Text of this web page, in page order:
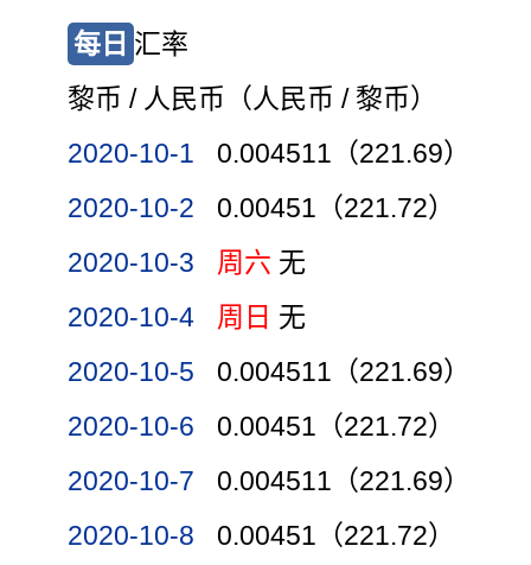
每日 汇率
黎币 / 人民币（人民币 / 黎币）
2020-10-1
0.004511（221.69）
2020-10-2
0.00451（221.72）
2020-10-3
周六 无
2020-10-4
周日 无
2020-10-5
0.004511（221.69）
2020-10-6
0.00451（221.72）
2020-10-7
0.004511（221.69）
2020-10-8
0.00451（221.72）